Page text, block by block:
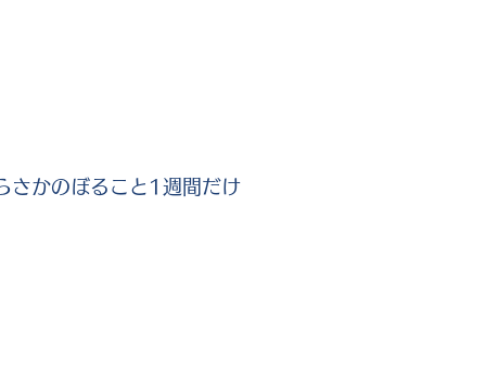
さかのぼること1週間だけ